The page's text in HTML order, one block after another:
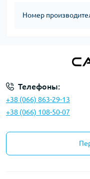
Номер
Телефоны:
+38 (066) 863-29-13
+38 (066) 108-50-07